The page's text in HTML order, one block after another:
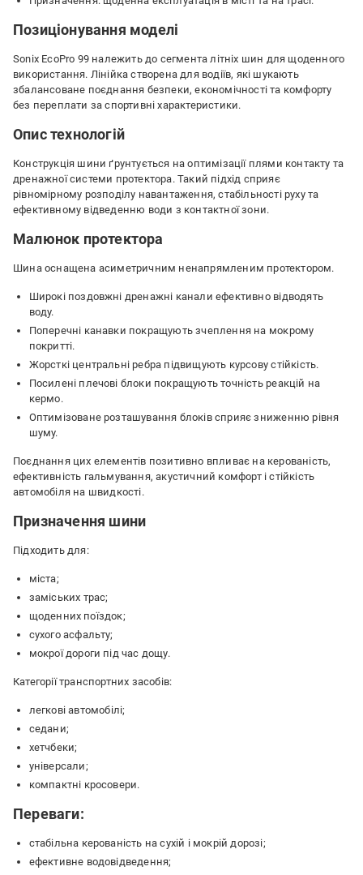
Позиціонування моделі
Sonix EcoPro 99 належить до сегмента літніх шин для щоденного
використання. Лінійка створена для водіїв, які шукають
збалансоване поєднання безпеки, економічності та комфорту
без переплати за спортивні характеристики.
Опис технологій
Конструкція шини ґрунтується на оптимізації плями контакту та
дренажної системи протектора. Такий підхід сприяє
рівномірному розподілу навантаження, стабільності руху та
ефективному відведенню води з контактної зони.
Малюнок протектора
Шина оснащена асиметричним ненапрямленим протектором.
Широкі поздовжні дренажні канали ефективно відводять
воду.
Поперечні канавки покращують зчеплення на мокрому
покритті.
Жорсткі центральні ребра підвищують курсову стійкість.
Посилені плечові блоки покращують точність реакцій на
кермо.
Оптимізоване розташування блоків сприяє зниженню рівня
шуму.
Поєднання цих елементів позитивно впливає на керованість,
ефективність гальмування, акустичний комфорт і стійкість
автомобіля на швидкості.
Призначення шини
Підходить для:
міста;
заміських трас;
щоденних поїздок;
сухого асфальту;
мокрої дороги під час дощу.
Категорії транспортних засобів:
легкові автомобілі;
седани;
хетчбеки;
універсали;
компактні кросовери.
Переваги:
стабільна керованість на сухій і мокрій дорозі;
ефективне водовідведення;